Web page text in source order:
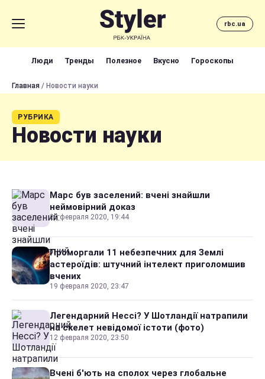
rbc.ua
Люди Тренды Полезное Вкусно Гороскопы
Главная / Новости науки
РУБРИКА
Новости науки
Марс був заселений: вчені знайшли
неймовірний доказ
25 февраля 2020, 19:44
Проморгали 11 небезпечних для Землі
астероїдів: штучний інтелект приголомшив
вчених
19 февраля 2020, 23:47
Легендарний Нессі? У Шотландії натрапили
на скелет невідомої істоти (фото)
12 февраля 2020, 23:50
Вчені б'ють на сполох через глобальне